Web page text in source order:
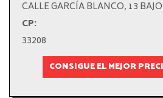
CALLE GARCÍA BLANCO, 13
CP:
33208
CONSIGUE EL MEJOR